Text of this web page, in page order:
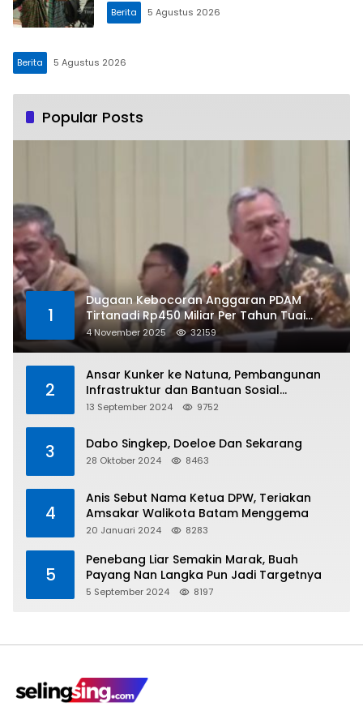
Berita 5 Agustus 2026
Berita 5 Agustus 2026
Popular Posts
1
Dugaan Kebocoran Anggaran PDAM
Tirtanadi Rp450 Miliar Per Tahun Tuai
Kritikan
4 November 2025 32159
2
Ansar Kunker ke Natuna, Pembangunan
Infrastruktur dan Bantuan Sosial
Direalisasikan Hingga Pulau Tiga
13 September 2024 9752
3 Dabo Singkep, Doeloe Dan Sekarang
28 Oktober 2024 8463
4
Anis Sebut Nama Ketua DPW, Teriakan
Amsakar Walikota Batam Menggema
20 Januari 2024 8283
5
Penebang Liar Semakin Marak, Buah
Payang Nan Langka Pun Jadi Targetnya
5 September 2024 8197